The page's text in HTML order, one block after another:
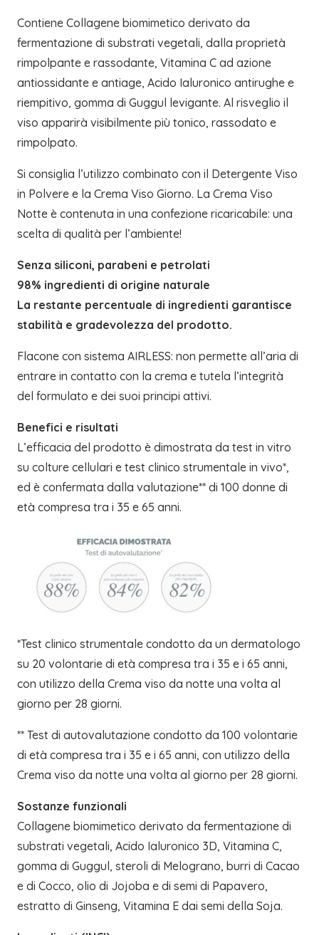
Contiene Collagene biomimetico derivato da
fermentazione di substrati vegetali, dalla proprietà
rimpolpante e rassodante, Vitamina C ad azione
antiossidante e antiage, Acido Ialuronico antirughe e
riempitivo, gomma di Guggul levigante. Al risveglio il
viso apparirà visibilmente più tonico, rassodato e
rimpolpato.
Si consiglia l’utilizzo combinato con il Detergente Viso
in Polvere e la Crema Viso Giorno. La Crema Viso
Notte è contenuta in una confezione ricaricabile: una
scelta di qualità per l’ambiente!
Senza siliconi, parabeni e petrolati
98% ingredienti di origine naturale
La restante percentuale di ingredienti garantisce
stabilità e gradevolezza del prodotto.
Flacone con sistema AIRLESS: non permette all’aria di
entrare in contatto con la crema e tutela l’integrità
del formulato e dei suoi principi attivi.
Benefici e risultati
L’efficacia del prodotto è dimostrata da test in vitro
su colture cellulari e test clinico strumentale in vivo*,
ed è confermata dalla valutazione** di 100 donne di
età compresa tra i 35 e 65 anni.
*Test clinico strumentale condotto da un dermatologo
su 20 volontarie di età compresa tra i 35 e i 65 anni,
con utilizzo della Crema viso da notte una volta al
giorno per 28 giorni.
** Test di autovalutazione condotto da 100 volontarie
di età compresa tra i 35 e i 65 anni, con utilizzo della
Crema viso da notte una volta al giorno per 28 giorni.
Sostanze funzionali
Collagene biomimetico derivato da fermentazione di
substrati vegetali, Acido Ialuronico 3D, Vitamina C,
gomma di Guggul, steroli di Melograno, burri di Cacao
e di Cocco, olio di Jojoba e di semi di Papavero,
estratto di Ginseng, Vitamina E dai semi della Soja.